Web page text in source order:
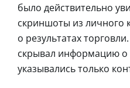
было действительно
скриншоты из личного
о результатах
скрывал информацию о
указывались только